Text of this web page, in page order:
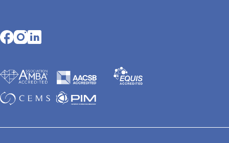
Opens in a new tab
Opens in a new tab
Opens in a new tab